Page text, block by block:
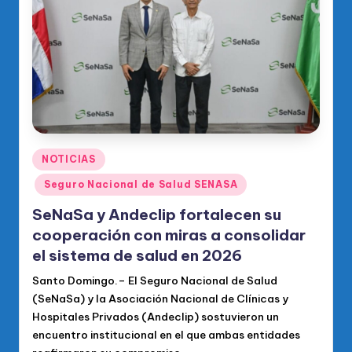
di
c
o
O
fi
ci
al
d
el
P
R
M
Publicado
en
NOTICIAS
Seguro Nacional de Salud SENASA
SeNaSa y Andeclip fortalecen su
cooperación con miras a consolidar
el sistema de salud en 2026
Santo Domingo.– El Seguro Nacional de Salud
(SeNaSa) y la Asociación Nacional de Clínicas y
Hospitales Privados (Andeclip) sostuvieron un
encuentro institucional en el que ambas entidades